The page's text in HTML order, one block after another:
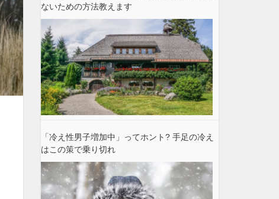
ないための方法教えます
「冷え性男子増加中」ってホント? 手足の冷え
はこの策で乗り切れ